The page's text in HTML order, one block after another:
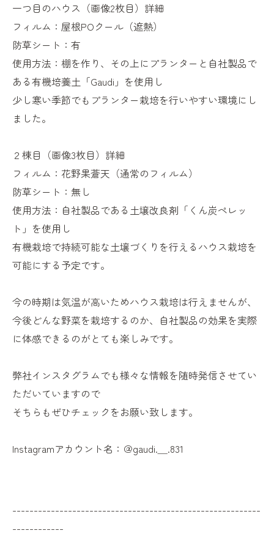
一つ目のハウス（画像2枚目）詳細
フィルム：屋根POクール（遮熱）
防草シート：有
使用方法：棚を作り、その上にプランターと自社製品で
ある有機培養土「Gaudi」を使用し
少し寒い季節でもプランター栽培を行いやすい環境にし
ました。
２棟目（画像3枚目）詳細
フィルム：花野果蒼天（通常のフィルム）
防草シート：無し
使用方法：自社製品である土壌改良剤「くん炭ペレッ
ト」を使用し
有機栽培で持続可能な土壌づくりを行えるハウス栽培を
可能にする予定です。
今の時期は気温が高いためハウス栽培は行えませんが、
今後どんな野菜を栽培するのか、自社製品の効果を実際
に体感できるのがとても楽しみです。
弊社インスタグラムでも様々な情報を随時発信させてい
ただいていますので
そちらもぜひチェックをお願い致します。
Instagramアカウント名：＠gaudi.＿.831
----------------------------------------------------------
------------